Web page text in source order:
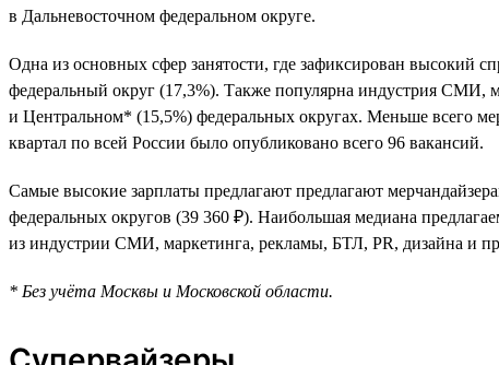
в Дальневосточном федеральном округе.
Одна из основных сфер занятости, где зафиксирован высокий
федеральный округ (17,3%). Также популярна индустрия СМИ,
и Центральном* (15,5%) федеральных округах. Меньше всего
квартал по всей России было опубликовано всего 96 вакансий.
Самые высокие зарплаты предлагают предлагают
федеральных округов (39 360 ₽). Наибольшая медиана
из индустрии СМИ, маркетинга, рекламы, БТЛ, PR, дизайна и
* Без учёта Москвы и Московской области.